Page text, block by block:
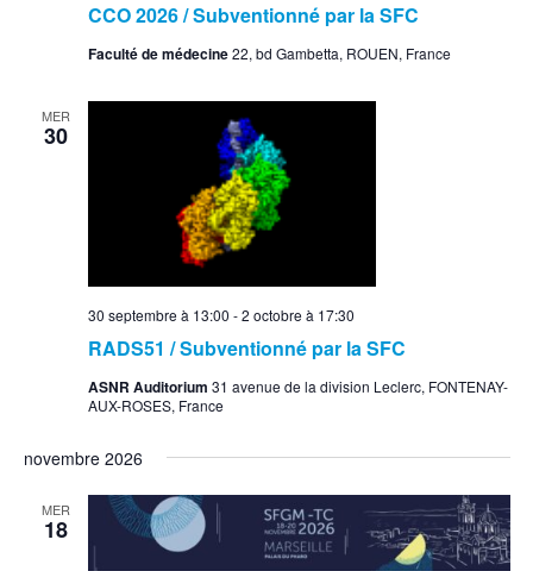
CCO 2026 / Subventionné par la SFC
Faculté de médecine22, bd Gambetta, ROUEN, France
MER
30
RADS51 / Subventionné par la SFC
30 septembre à 13:00 -2 octobre à 17:30
ASNR Auditorium 31 avenue de la division Leclerc, FONTENAY-
AUX-ROSES, France
novembre 2026
MER
18